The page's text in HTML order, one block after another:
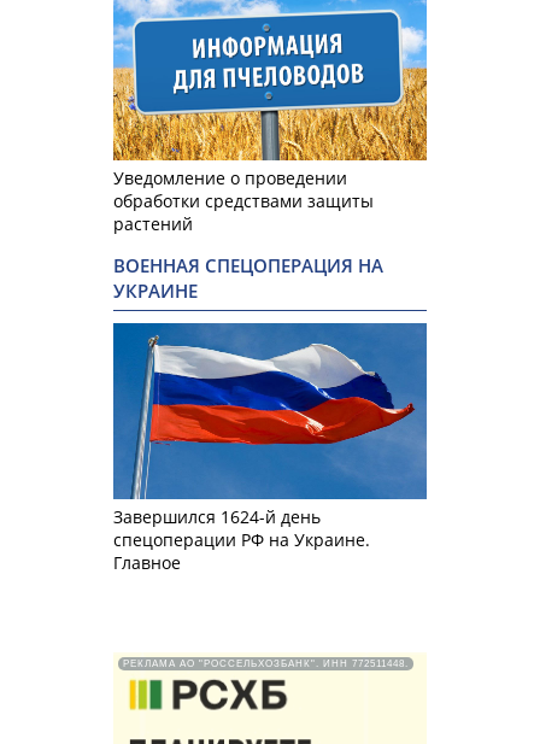
Уведомление о проведении
обработки средствами защиты
растений
ВОЕННАЯ СПЕЦОПЕРАЦИЯ НА
УКРАИНЕ
Завершился 1624-й день
спецоперации РФ на Украине.
Главное
РЕКЛАМА АО "РОССЕЛЬХОЗБАНК". ИНН 772511448.